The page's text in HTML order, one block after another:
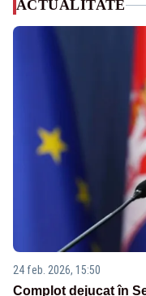
ACTUALITATE
24 feb. 2026, 15:50
Complot dejucat în